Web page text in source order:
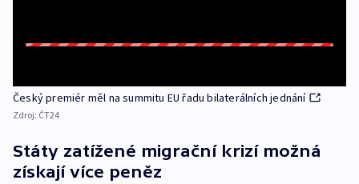
Český premiér měl na summitu EU řadu bilaterálních jednání
Zdroj: ČT24
Státy zatížené migrační krizí možná
získají více peněz